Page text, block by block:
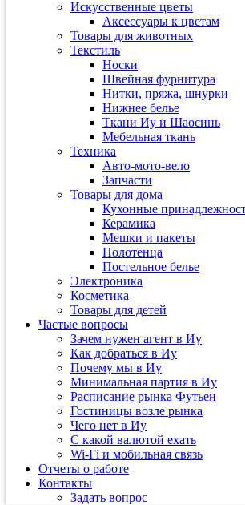
Искусственные цветы
Аксессуары к цветам
Товары для животных
Текстиль
Носки
Швейная фурнитура
Нитки, пряжа, шнурки
Нижнее белье
Ткани Иу и Шаосинь
Мебельная ткань
Техника
Авто-мото-вело
Запчасти
Товары для дома
Кухонные
Керамика
Мешки и пакеты
Полотенца
Постельное белье
Электроника
Косметика
Товары для детей
Частые вопросы
Зачем нужен агент в Иу
Как добраться в Иу
Почему мы в Иу
Минимальная партия в Иу
Расписание рынка Футьен
Гостиницы возле рынка
Чего нет в Иу
С какой валютой ехать
Wi-Fi и мобильная связь
Отчеты о работе
Контакты
Задать вопрос